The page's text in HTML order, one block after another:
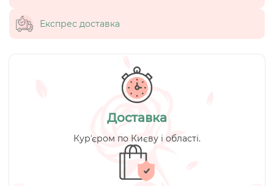
Експрес доставка
Доставка
Курʼєром по Києву і області.